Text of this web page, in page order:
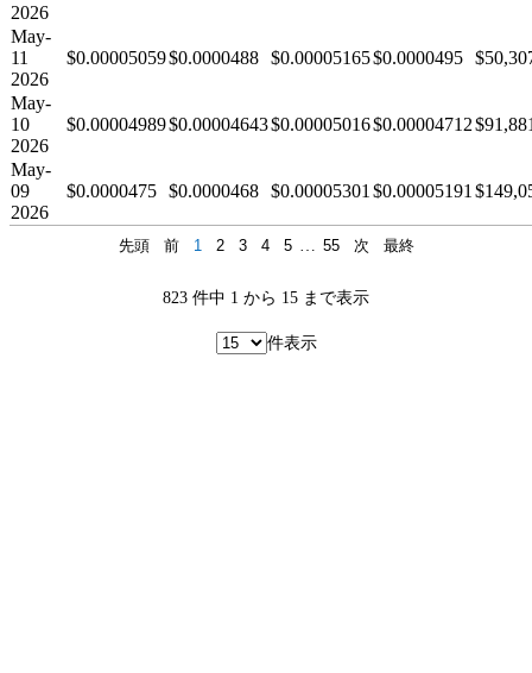
2026
May-
11
2026
$0.00005059$0.0000488 $0.00005165$0.0000495
May-
10
2026
$0.00004989$0.00004643$0.00005016$0.00004712
May-
09
2026
$0.0000475 $0.0000468 $0.00005301 $0.00005191
823 件中 1 から 15 まで表示
件表示
先頭 前 1 2 3 4 5 55 次 最終